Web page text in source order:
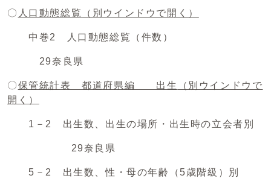
〇 人口動態総覧 （別ウインドウで開く）
中巻2 人口動態総覧（件数）
29奈良県
〇保管統計表 都道府県編 出生
（別ウインドウで
開く）
1－2 出生数、出生の場所・出生時の立会者別
29奈良県
5－2 出生数、性・母の年齢（5歳階級）別